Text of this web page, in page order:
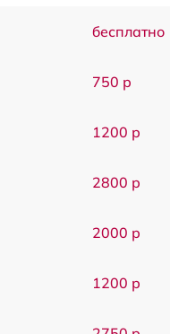
бесплатно
750 р
1200 р
2800 р
2000 р
1200 р